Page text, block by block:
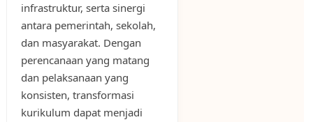
infrastruktur, serta sinergi
antara pemerintah, sekolah,
dan masyarakat. Dengan
perencanaan yang matang
dan pelaksanaan yang
konsisten, transformasi
kurikulum dapat menjadi